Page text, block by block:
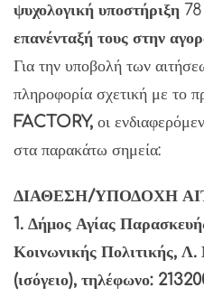
ψυχολογική υποστήριξη 78
επανένταξή τους στην
Για την υποβολή των
πληροφορία σχετική με το
FACTORY, οι
στα παρακάτω σημεία:
ΔΙΑΘΕΣΗ/ΥΠΟΔΟΧΗ
1. Δήμος Αγίας
Κοινωνικής Πολιτικής,
(ισόγειο), τηλέφωνο: